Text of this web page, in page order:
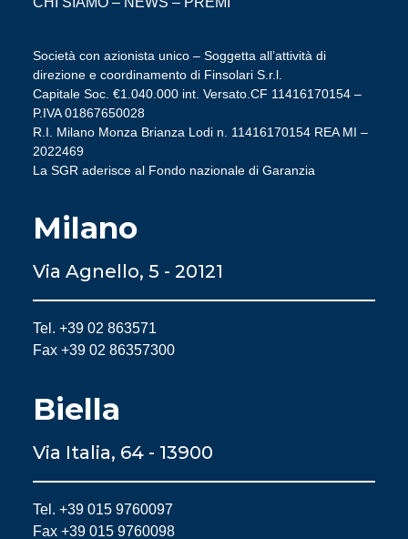
Società con azionista unico – Soggetta all’attività di
direzione e coordinamento di Finsolari S.r.l.
Capitale Soc. €1.040.000 int. Versato.CF 11416170154 –
P.IVA 01867650028
R.I. Milano Monza Brianza Lodi n. 11416170154 REA MI –
2022469
La SGR aderisce al Fondo nazionale di Garanzia
Milano
Via Agnello, 5 - 20121
Tel. +39 02 863571
Fax +39 02 86357300
Biella
Via Italia, 64 - 13900
Tel. +39 015 9760097
Fax +39 015 9760098